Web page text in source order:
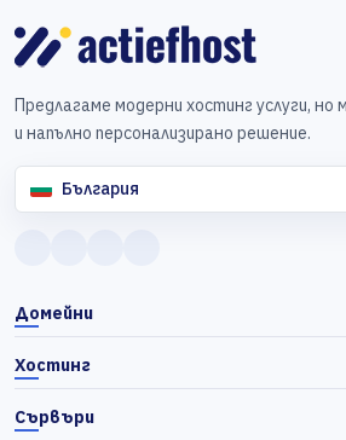
Предлагаме модерни хостинг услуги,
и напълно персонализирано решение.
България
Домейни
Хостинг
Сървъри